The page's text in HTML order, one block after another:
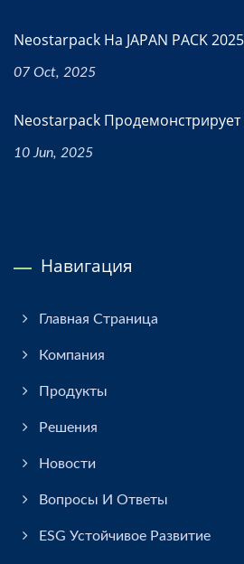
Neostarpack На JAPAN PACK
07 Oct, 2025
Neostarpack
10 Jun, 2025
Навигация
Главная Страница
Компания
Продукты
Решения
Новости
Вопросы И Ответы
ESG Устойчивое Развитие